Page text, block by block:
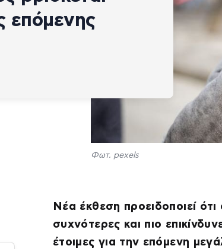
επόμενης
Φωτ. pexels
Νέα έκθεση προειδοποιεί ότι
συχνότερες και πιο
έτοιμες για την επόμενη